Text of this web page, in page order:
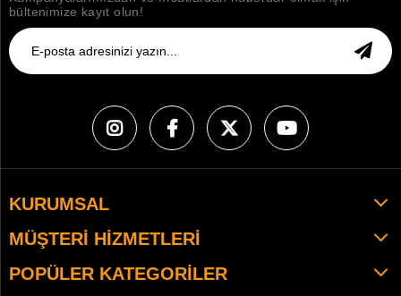
bültenimize kayıt olun!
KURUMSAL
MÜŞTERI HIZMETLERI
POPÜLER KATEGORILER